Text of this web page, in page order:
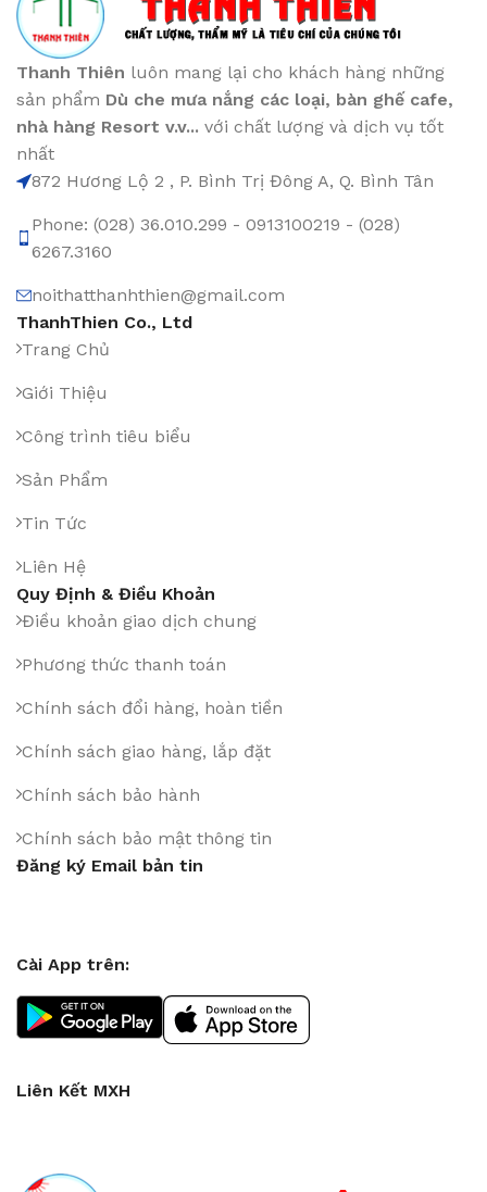
Thanh Thiên luôn mang lại cho khách hàng những
sản phẩm Dù che mưa nắng các loại, bàn ghế cafe,
nhà hàng Resort v.v... với chất lượng và dịch vụ tốt
nhất
872 Hương Lộ 2 , P. Bình Trị Đông A, Q. Bình Tân
Phone: (028) 36.010.299 - 0913100219 - (028)
6267.3160
noithatthanhthien@gmail.com
ThanhThien Co., Ltd
Trang Chủ
Giới Thiệu
Công trình tiêu biểu
Sản Phẩm
Tin Tức
Liên Hệ
Quy Định & Điều Khoản
Điều khoản giao dịch chung
Phương thức thanh toán
Chính sách đổi hàng, hoàn tiền
Chính sách giao hàng, lắp đặt
Chính sách bảo hành
Chính sách bảo mật thông tin
Đăng ký Email bản tin
Cài App trên:
Liên Kết MXH